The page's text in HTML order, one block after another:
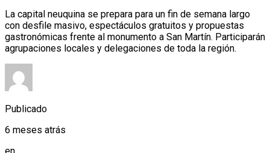
La capital neuquina se prepara para un fin de semana largo
con desfile masivo, espectáculos gratuitos y propuestas
gastronómicas frente al monumento a San Martín. Participarán
agrupaciones locales y delegaciones de toda la región.
Publicado
6 meses atrás